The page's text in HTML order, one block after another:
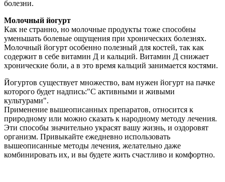
болезни.
Молочный йогурт
Как не странно, но молочные продукты тоже способны
уменьшать болевые ощущения при хронических болезнях.
Молочный йогурт особенно полезный для костей, так как
содержит в себе витамин Д и кальций. Витамин Д снижает
хронические боли, а в это время кальций занимается костями.
Йогуртов существует множество, вам нужен йогурт на пачке
которого будет надпись:"С активными и живыми
культурами".
Применение вышеописанных препаратов, относится к
природному или можно сказать к народному методу лечения.
Эти способы значительно украсят вашу жизнь, и оздоровят
организм. Привыкайте ежедневно использовать
вышеописанные методы лечения, желательно даже
комбинировать их, и вы будете жить счастливо и комфортно.